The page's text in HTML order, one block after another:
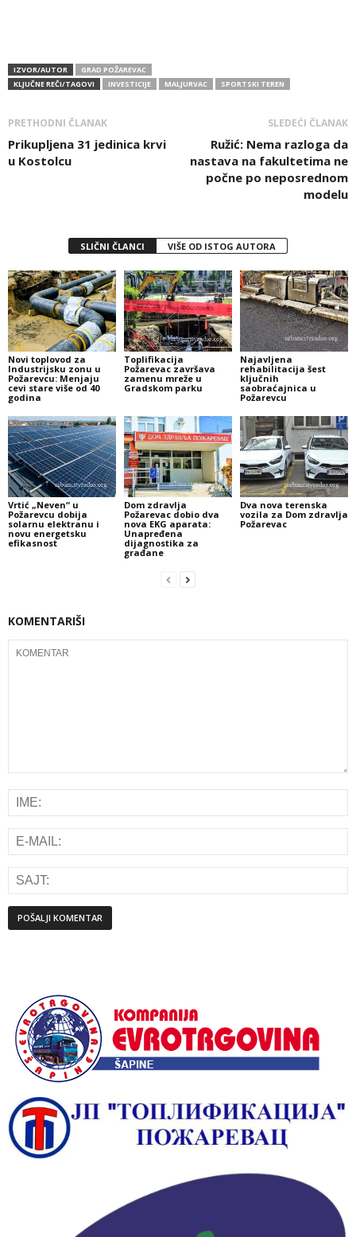
IZVOR/AUTOR
GRAD POŽAREVAC
KLJUČNE REČI/TAGOVI
INVESTICIJE MALJURVAC SPORTSKI TEREN
PRETHODNI ČLANAK
Prikupljena 31 jedinica krvi
u Kostolcu
SLEDEĆI ČLANAK
Ružić: Nema razloga da
nastava na fakultetima ne
počne po neposrednom
modelu
SLIČNI ČLANCI VIŠE OD ISTOG AUTORA
Novi toplovod za
Industrijsku zonu u
Požarevcu: Menjaju
cevi stare više od 40
godina
Toplifikacija
Požarevac završava
zamenu mreže u
Gradskom parku
Najavljena
rehabilitacija šest
ključnih
saobraćajnica u
Požarevcu
Vrtić „Neven“ u
Požarevcu dobija
solarnu elektranu i
novu energetsku
efikasnost
Dom zdravlja
Požarevac dobio dva
nova EKG aparata:
Unapređena
dijagnostika za
građane
Dva nova terenska
vozila za Dom zdravlja
Požarevac
KOMENTARIŠI